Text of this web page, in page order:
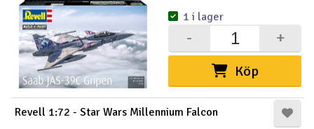
Köp
+
-
1 i lager
Revell 1:72 - Star Wars Millennium Falcon